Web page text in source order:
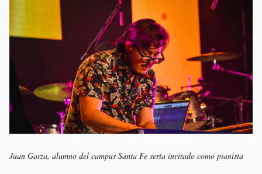
Juan Garza, alumno del campus Santa Fe sería invitado como pianista